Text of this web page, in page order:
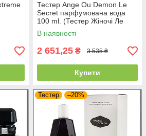
Тестер Ange Ou Demon Le
Secret парфумована вода
100 ml. (Тестер Жіночі Ле
Секрет)
В наявності
2 651,25 ₴ 3 535 ₴
Купити
Тестер –20%